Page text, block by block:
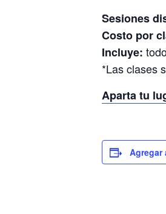
Sesiones
Costo por
Incluye:
*Las clases
Aparta tu
Agregar